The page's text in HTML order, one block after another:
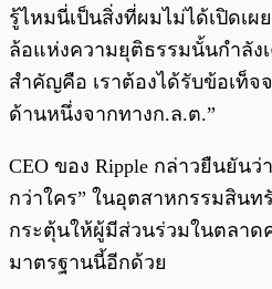
รู้ไหมนี่เป็นสิ่งที่ผมไม่ได้เปิดเผ
ล้อแห่งความยุติธรรมนั้นกำลัง
สำคัญคือ เราต้องได้รับข้อเท็จ
ด้านหนึ่งจากทางก.ล.ต.”
CEO ของ Ripple กล่าวยืนยันว่
กว่าใคร” ในอุตสาหกรรมสินท
กระตุ้นให้ผู้มีส่วนร่วมในตลาด
มาตรฐานนี้อีกด้วย